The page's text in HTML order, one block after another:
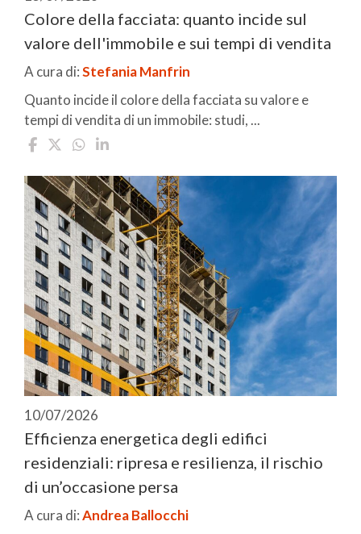
Colore della facciata: quanto incide sul
valore dell'immobile e sui tempi di vendita
A cura di:Stefania Manfrin
Quanto incide il colore della facciata su valore e
tempi di vendita di un immobile: studi, ...
10/07/2026
Efficienza energetica degli edifici
residenziali: ripresa e resilienza, il rischio
di un’occasione persa
A cura di:Andrea Ballocchi